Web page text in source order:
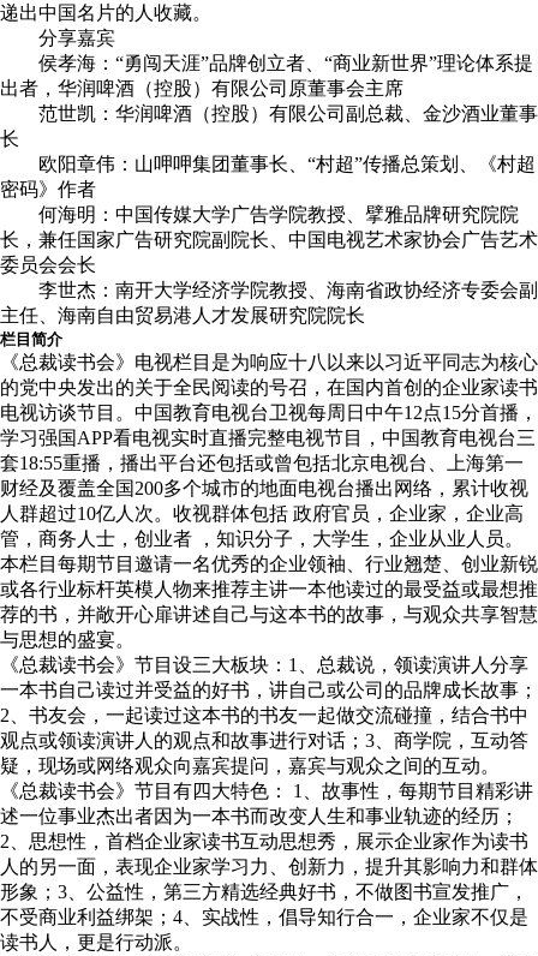
递出中国名片的人收藏。
分享嘉宾
侯孝海：“勇闯天涯”品牌创立者、“商业新世界”理论体系提
出者，华润啤酒（控股）有限公司原董事会主席
范世凯：华润啤酒（控股）有限公司副总裁、金沙酒业董事
长
欧阳章伟：山呷呷集团董事长、“村超”传播总策划、《村超
密码》作者
何海明：中国传媒大学广告学院教授、擘雅品牌研究院院
长，兼任国家广告研究院副院长、中国电视艺术家协会广告艺术
委员会会长
李世杰：南开大学经济学院教授、海南省政协经济专委会副
主任、海南自由贸易港人才发展研究院院长
栏目简介
《总裁读书会》电视栏目是为响应十八以来以习近平同志为核心
的党中央发出的关于全民阅读的号召，在国内首创的企业家读书
电视访谈节目。中国教育电视台卫视每周日中午12点15分首播，
学习强国APP看电视实时直播完整电视节目，中国教育电视台三
套18:55重播，播出平台还包括或曾包括北京电视台、上海第一
财经及覆盖全国200多个城市的地面电视台播出网络，累计收视
人群超过10亿人次。收视群体包括 政府官员，企业家，企业高
管，商务人士，创业者 ，知识分子，大学生，企业从业人员。
本栏目每期节目邀请一名优秀的企业领袖、行业翘楚、创业新锐
或各行业标杆英模人物来推荐主讲一本他读过的最受益或最想推
荐的书，并敞开心扉讲述自己与这本书的故事，与观众共享智慧
与思想的盛宴。
《总裁读书会》节目设三大板块：1、总裁说，领读演讲人分享
一本书自己读过并受益的好书，讲自己或公司的品牌成长故事；
2、书友会，一起读过这本书的书友一起做交流碰撞，结合书中
观点或领读演讲人的观点和故事进行对话；3、商学院，互动答
疑，现场或网络观众向嘉宾提问，嘉宾与观众之间的互动。
《总裁读书会》节目有四大特色： 1、故事性，每期节目精彩讲
述一位事业杰出者因为一本书而改变人生和事业轨迹的经历；
2、思想性，首档企业家读书互动思想秀，展示企业家作为读书
人的另一面，表现企业家学习力、创新力，提升其影响力和群体
形象；3、公益性，第三方精选经典好书，不做图书宣发推广，
不受商业利益绑架；4、实战性，倡导知行合一，企业家不仅是
读书人，更是行动派。